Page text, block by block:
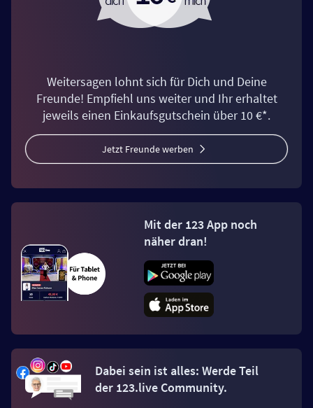
Weitersagen lohnt sich für Dich und Deine
Freunde! Empfiehl uns weiter und Ihr erhaltet
jeweils einen Einkaufsgutschein über 10 €*.
Jetzt Freunde werben
Mit der 123 App noch
näher dran!
Dabei sein ist alles: Werde Teil
der 123.live Community.